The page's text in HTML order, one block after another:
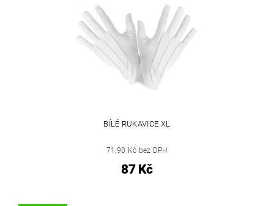
BÍLÉ RUKAVICE XL
71,90 Kč bez DPH
87 Kč